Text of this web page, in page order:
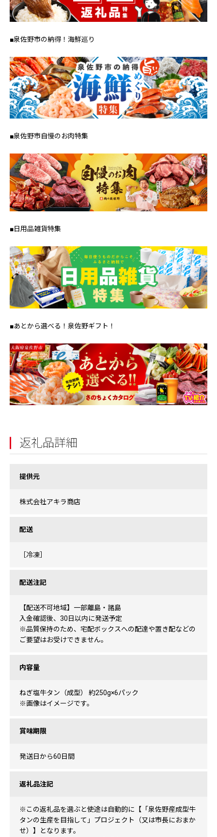
■泉佐野市の納得！海鮮巡り
■泉佐野市自慢のお肉特集
■日用品雑貨特集
■あとから選べる！泉佐野ギフト！
返礼品詳細
提供元
株式会社アキラ商店
配送
［冷凍］
配送注記
【配送不可地域】一部離島・諸島
入金確認後、30日以内に発送予定
※品質保持のため、宅配ボックスへの配達や置き配などの
ご要望はお受けできません。
内容量
ねぎ塩牛タン（成型） 約250g×6パック
※画像はイメージです。
賞味期限
発送日から60日間
返礼品注記
※この返礼品を選ぶと使途は自動的に【「泉佐野産成型牛
タンの生産を目指して」プロジェクト（又は市長におまか
せ）】となります。